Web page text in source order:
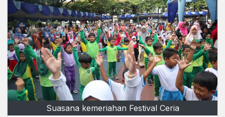
Suasana kemeriahan Festival Ceria